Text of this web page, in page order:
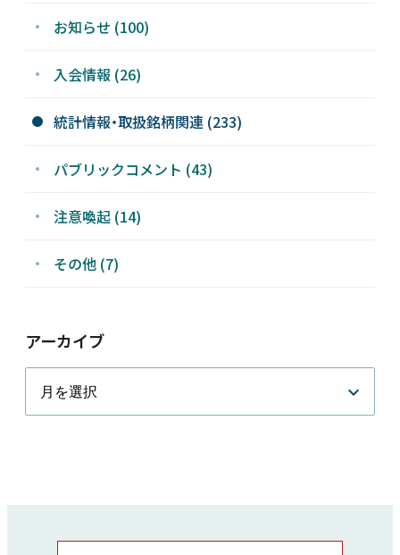
JP 会員ログイン
お知らせ (100)
入会情報 (26)
統計情報・取扱銘柄関連 (233)
パブリックコメント (43)
注意喚起 (14)
その他 (7)
アーカイブ